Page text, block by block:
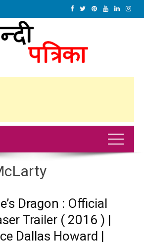
Dragon : Official
Trailer ( 2016 ) |
Dallas Howard |